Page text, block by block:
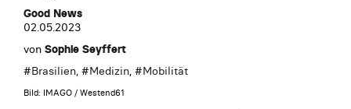
Good News
02.05.2023
von Sophie Seyffert
#Brasilien, #Medizin, #Mobilität
Bild: IMAGO / Westend61